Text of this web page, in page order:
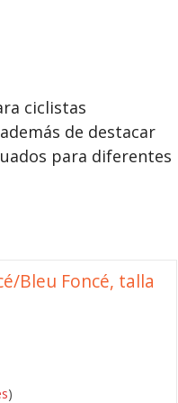
ciclistas
de destacar
para diferentes
Bleu Foncé, talla
)